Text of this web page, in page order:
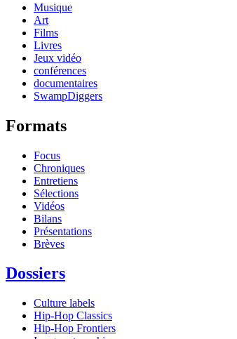
Musique
Art
Films
Livres
Jeux vidéo
conférences
documentaires
SwampDiggers
Formats
Focus
Chroniques
Entretiens
Sélections
Vidéos
Bilans
Présentations
Brèves
Dossiers
Culture labels
Hip-Hop Classics
Hip-Hop Frontiers